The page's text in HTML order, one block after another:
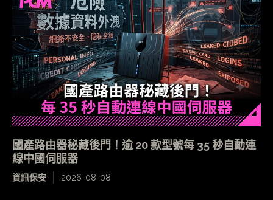
國產路由器秘藏後門！逾 20 款型號每 35 秒自動連
線中國伺服器
資訊保安 2026-08-08